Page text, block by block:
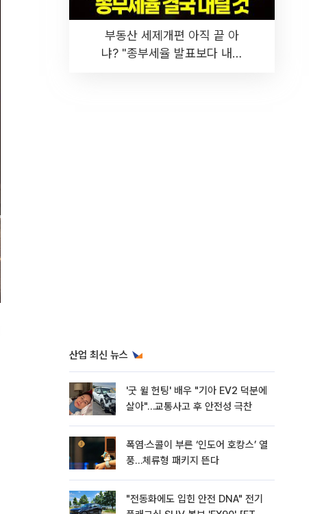
부동산 세제개편 아직 끝 아
냐? "종부세율 발표보다 내릴
산업 최신 뉴스
'굿 윌 헌팅' 배우 "기아 EV2 덕분에
살아"…교통사고 후 안전성 극찬
폭염·스콜이 부른 ‘인도어 호캉스’ 열
풍…체류형 패키지 뜬다
"전동화에도 입힌 안전 DNA" 전기